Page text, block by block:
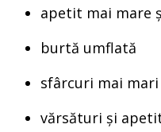
apetit mai mare
burtă umflată
sfârcuri mai
vărsături și